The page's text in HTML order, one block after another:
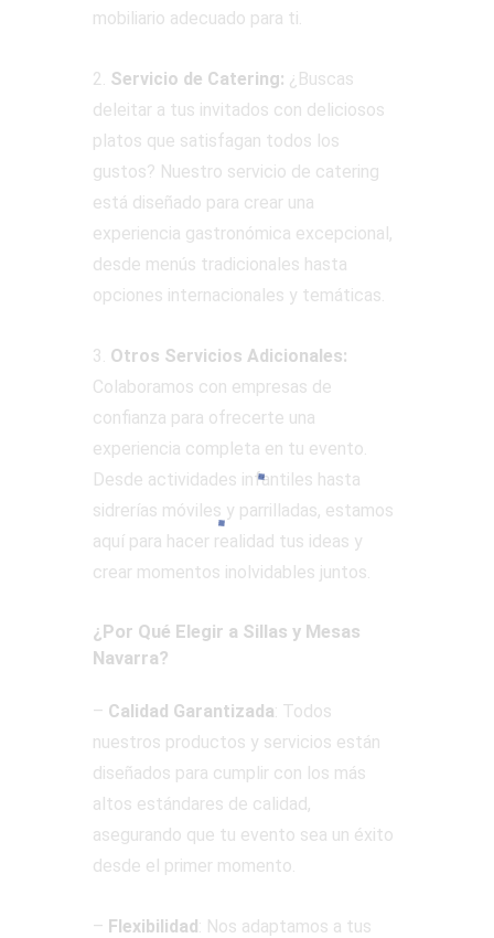
mobiliario adecuado para ti.
2. Servicio de Catering: ¿Buscas
deleitar a tus invitados con deliciosos
platos que satisfagan todos los
gustos? Nuestro servicio de catering
está diseñado para crear una
experiencia gastronómica excepcional,
desde menús tradicionales hasta
opciones internacionales y temáticas.
3. Otros Servicios Adicionales:
Colaboramos con empresas de
confianza para ofrecerte una
experiencia completa en tu evento.
Desde actividades infantiles hasta
sidrerías móviles y parrilladas, estamos
aquí para hacer realidad tus ideas y
crear momentos inolvidables juntos.
¿Por Qué Elegir a Sillas y Mesas
Navarra?
– Calidad Garantizada: Todos
nuestros productos y servicios están
diseñados para cumplir con los más
altos estándares de calidad,
asegurando que tu evento sea un éxito
desde el primer momento.
– Flexibilidad: Nos adaptamos a tus